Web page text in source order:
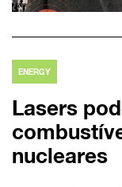
ENERGY
Lasers
nucleares